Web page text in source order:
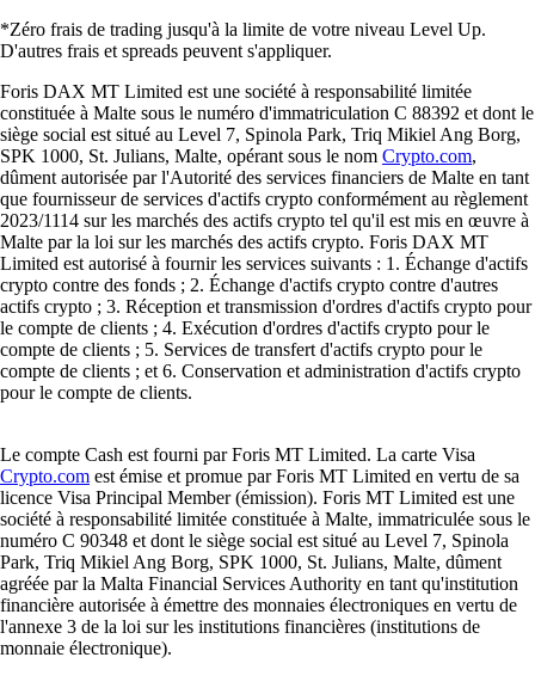
*Zéro frais de trading jusqu'à la limite de votre niveau Level Up.
D'autres frais et spreads peuvent s'appliquer.
Foris DAX MT Limited est une société à responsabilité limitée
constituée à Malte sous le numéro d'immatriculation C 88392 et dont le
siège social est situé au Level 7, Spinola Park, Triq Mikiel Ang Borg,
SPK 1000, St. Julians, Malte, opérant sous le nom Crypto.com,
dûment autorisée par l'Autorité des services financiers de Malte en tant
que fournisseur de services d'actifs crypto conformément au règlement
2023/1114 sur les marchés des actifs crypto tel qu'il est mis en œuvre à
Malte par la loi sur les marchés des actifs crypto. Foris DAX MT
Limited est autorisé à fournir les services suivants : 1. Échange d'actifs
crypto contre des fonds ; 2. Échange d'actifs crypto contre d'autres
actifs crypto ; 3. Réception et transmission d'ordres d'actifs crypto pour
le compte de clients ; 4. Exécution d'ordres d'actifs crypto pour le
compte de clients ; 5. Services de transfert d'actifs crypto pour le
compte de clients ; et 6. Conservation et administration d'actifs crypto
pour le compte de clients.
Le compte Cash est fourni par Foris MT Limited. La carte Visa
Crypto.com est émise et promue par Foris MT Limited en vertu de sa
licence Visa Principal Member (émission). Foris MT Limited est une
société à responsabilité limitée constituée à Malte, immatriculée sous le
numéro C 90348 et dont le siège social est situé au Level 7, Spinola
Park, Triq Mikiel Ang Borg, SPK 1000, St. Julians, Malte, dûment
agréée par la Malta Financial Services Authority en tant qu'institution
financière autorisée à émettre des monnaies électroniques en vertu de
l'annexe 3 de la loi sur les institutions financières (institutions de
monnaie électronique).